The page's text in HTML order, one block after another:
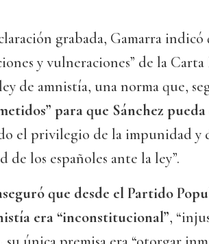
grabada, Gamarra indicó
y vulneraciones” de la Carta
de amnistía, una norma que,
para que Sánchez
el privilegio de la impunidad y
de los españoles ante la ley”.
que desde el Partido
era “inconstitucional”,